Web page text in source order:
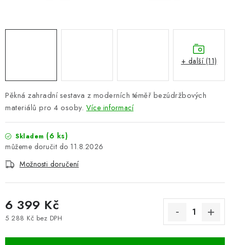
NOVINKY
Nákup na splátky ESSOX
Pěkná zahradní sestava z moderních téměř bezúdržbových
materiálů pro 4 osoby. Více informací
Skladem (6 ks)
11.8.2026
Možnosti doručení
6 399 Kč
5 288 Kč bez DPH
+ další (11)